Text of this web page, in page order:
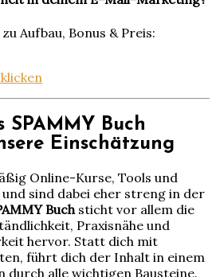
Aufbau, Bonus & Preis:
SPAMMY Buch
Einschätzung
Online-Kurse, Tools und
sind dabei eher streng in der
Buchsticht vor allem die
Praxisnähe und
hervor. Statt dich mit
führt dich der Inhalt in einem
durch alle wichtigen Bausteine.